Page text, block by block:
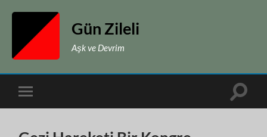
Gün Zileli
Aşk ve Devrim
Toggle
mobile
Toggle